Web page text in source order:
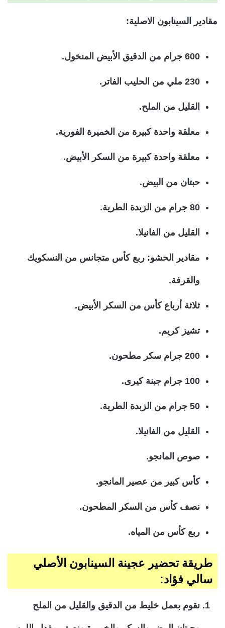
مقادير السينابون الاصلية:
600 جرام من الدقيق الأبيض المنخول.
230 ملي من الحليب الفاتر.
القليل من الملح.
معلقة واحدة كبيرة من الخميرة الفورية.
معلقة واحدة كبيرة من السكر الأبيض.
حبتان من البيض.
80 جرام من الزبدة الطرية.
القليل من الفانيلا.
مقادير الحشو: ربع كأس متجانس من النسكويك
والقرفة.
ثلاثة أرباع كأس من السكر الأبيض.
تشيز كريم.
200 جرام سكر مطحون.
100 جرام جبنة كيرى.
50 جرام من الزبدة الطرية.
القليل من الفانيلا.
صوص المانجو.
كأس كبير من عصير المانجو.
نصف كأس من السكر المطحون.
ربع كأس من المياه.
طريقة تحضير عجينة السينابون الأصلي
سالي فؤاد:
نقوم بعمل خليط من الدقيق والقليل من الملح